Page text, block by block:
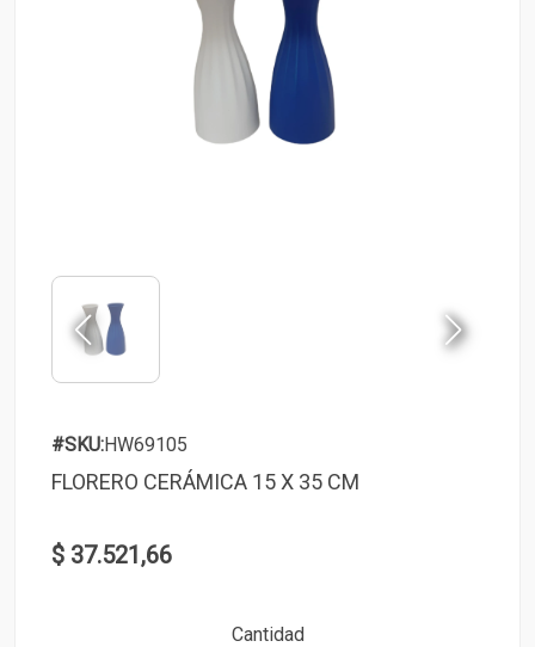
#SKU:HW69105
FLORERO CERÁMICA 15 X 35 CM
$ 37.521,66
Cantidad